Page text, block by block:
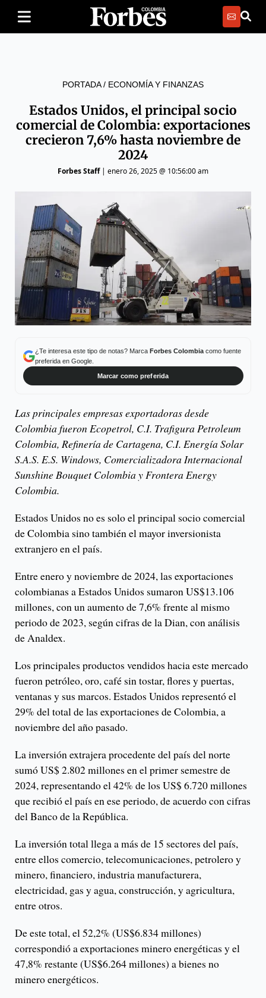
PORTADA/ ECONOMÍA Y FINANZAS
Estados Unidos, el principal socio
comercial de Colombia: exportaciones
crecieron 7,6% hasta noviembre de
2024
Forbes Staff| enero 26, 2025 @ 10:56:00 am
¿Te interesa este tipo de notas? Marca Forbes Colombiacomo fuente
preferida en Google.
Marcar como preferida
Las principales empresas exportadoras desde
Colombia fueron Ecopetrol, C.I. Trafigura Petroleum
Colombia, Refinería de Cartagena, C.I. Energía Solar
S.A.S. E.S. Windows, Comercializadora Internacional
Sunshine Bouquet Colombia y Frontera Energy
Colombia.
Estados Unidos no es solo el principal socio comercial
de Colombia sino también el mayor inversionista
extranjero en el país.
Entre enero y noviembre de 2024, las exportaciones
colombianas a Estados Unidos sumaron US$13.106
millones, con un aumento de 7,6% frente al mismo
periodo de 2023, según cifras de la Dian, con análisis
de Analdex.
Los principales productos vendidos hacia este mercado
fueron petróleo, oro, café sin tostar, flores y puertas,
ventanas y sus marcos. Estados Unidos representó el
29% del total de las exportaciones de Colombia, a
noviembre del año pasado.
La inversión extrajera procedente del país del norte
sumó US$ 2.802 millones en el primer semestre de
2024, representando el 42% de los US$ 6.720 millones
que recibió el país en ese periodo, de acuerdo con cifras
del Banco de la República.
La inversión total llega a más de 15 sectores del país,
entre ellos comercio, telecomunicaciones, petrolero y
minero, financiero, industria manufacturera,
electricidad, gas y agua, construcción, y agricultura,
entre otros.
De este total, el 52,2% (US$6.834 millones)
correspondió a exportaciones minero energéticas y el
47,8% restante (US$6.264 millones) a bienes no
minero energéticos.